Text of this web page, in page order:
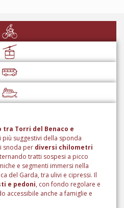
Torri del Benaco e
suggestivi della sponda
snoda per diversi chilometri
tratti sospesi a picco
e segmenti immersi nella
del Garda, tra ulivi e cipressi. Il
e pedoni, con fondo regolare e
accessibile anche a famiglie e